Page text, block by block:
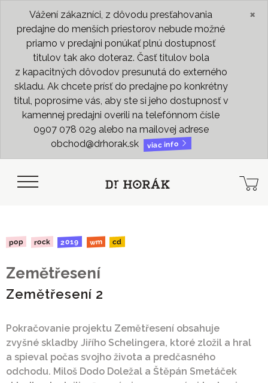
Vážení zákazníci, z dôvodu presťahovania
predajne do menších priestorov nebude možné
priamo v predajni ponúkať plnú dostupnosť
titulov tak ako doteraz. Časť titulov bola
z kapacitných dôvodov presunutá do externého
skladu. Ak chcete prísť do predajne po konkrétny
titul, poprosíme vás, aby ste si jeho dostupnosť v
kamennej predajni overili na telefónnom čísle
0907 078 029 alebo na mailovej adrese
obchod@drhorak.sk
viac info
×
pop rock 2019 wm cd
Zemětřesení
Zemětřesení 2
Pokračovanie projektu Zemětřesení obsahuje
zvyšné skladby Jiřího Schelingera, ktoré zložil a hral
a spieval počas svojho života a predčasného
odchodu. Miloš Dodo Doležal a Štěpán Smetáček